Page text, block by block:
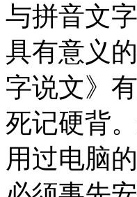
与拼音文
具有意义
字说文》
死记硬背
用过电脑